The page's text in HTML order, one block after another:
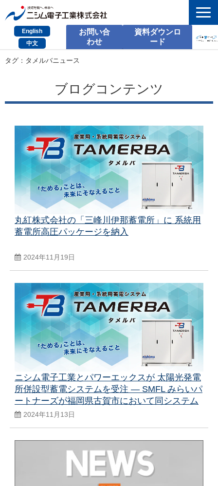
English
中文
お問い合
わせ
資料ダウンロ
ード
製品とサービス
課題別のご相談
会社情報
サポート情報
採用情報
お問い合わせ
タグ：タメルバニュース
ブログコンテンツ
丸紅株式会社の「三峰川伊那蓄電所」に 系統用
蓄電所高圧パッケージを納入
2024年11月19日
ニシム電子工業とパワーエックスが 太陽光発電
所併設型蓄電システムを受注 — SMFL みらいパ
ートナーズが福岡県古賀市において同システム
を採用 －
2024年11月13日